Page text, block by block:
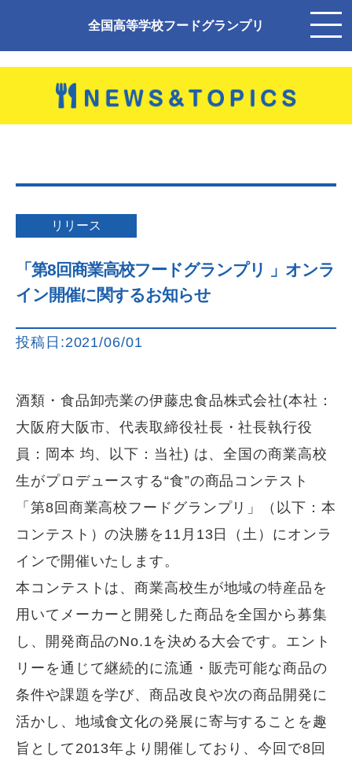
全国高等学校フードグランプリ
リリース
「第8回商業高校フードグランプリ 」オンラ
イン開催に関するお知らせ
投稿日:2021/06/01
酒類・食品卸売業の伊藤忠食品株式会社(本社：
大阪府大阪市、代表取締役社長・社長執行役
員：岡本 均、以下：当社) は、全国の商業高校
生がプロデュースする“食”の商品コンテスト
「第8回商業高校フードグランプリ」（以下：本
コンテスト）の決勝を11月13日（土）にオンラ
インで開催いたします。
本コンテストは、商業高校生が地域の特産品を
用いてメーカーと開発した商品を全国から募集
し、開発商品のNo.1を決める大会です。エント
リーを通じて継続的に流通・販売可能な商品の
条件や課題を学び、商品改良や次の商品開発に
活かし、地域食文化の発展に寄与することを趣
旨として2013年より開催しており、今回で8回